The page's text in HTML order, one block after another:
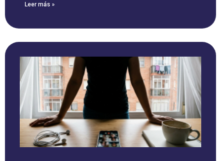
Leer más »